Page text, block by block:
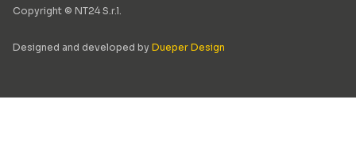
Copyright © NT24 S.r.l.
Designed and developed by Dueper Design